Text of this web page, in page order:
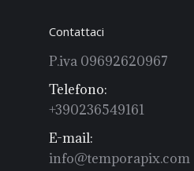
Contattaci
P.iva 09692620967
Telefono:
+390236549161
E-mail:
info@temporapix.com